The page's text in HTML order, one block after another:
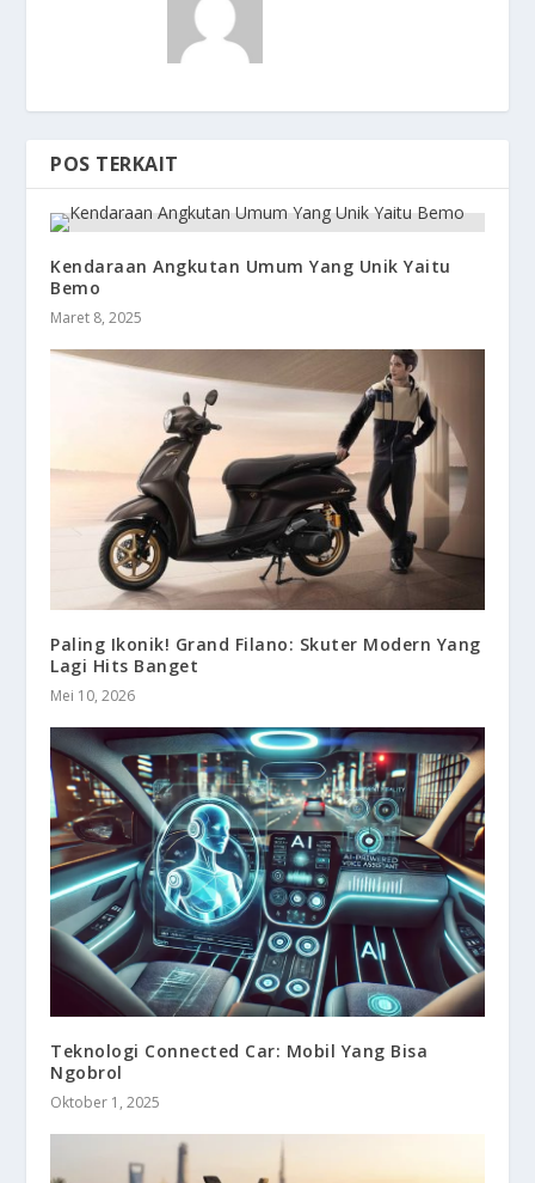
POS TERKAIT
Kendaraan Angkutan Umum Yang Unik Yaitu
Bemo
Maret 8, 2025
Paling Ikonik! Grand Filano: Skuter Modern Yang
Lagi Hits Banget
Mei 10, 2026
Teknologi Connected Car: Mobil Yang Bisa
Ngobrol
Oktober 1, 2025